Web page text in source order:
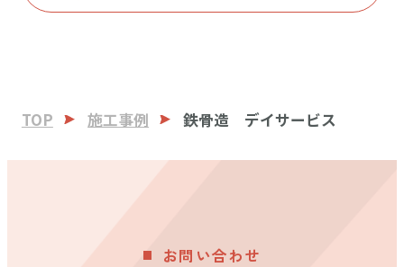
TOP 施工事例 鉄骨造 デイサービス
お問い合わせ